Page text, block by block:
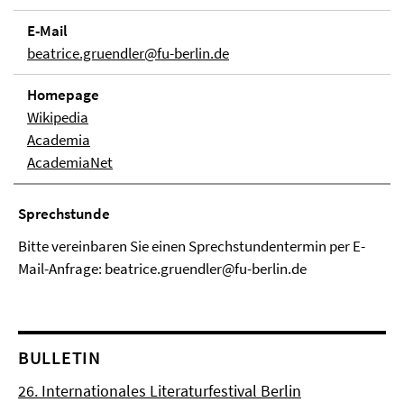
E-Mail
beatrice.gruendler@fu-berlin.de
Homepage
Wikipedia
Academia
AcademiaNet
Sprechstunde
Bitte vereinbaren Sie einen Sprechstundentermin per E-
Mail-Anfrage: beatrice.gruendler@fu-berlin.de
BULLETIN
26. Internationales Literaturfestival Berlin